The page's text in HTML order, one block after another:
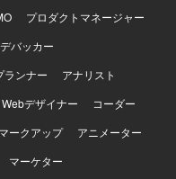
プロダクトマネージャー
デバッカー
ランナー
アナリスト
Webデザイナー
コーダー
マークアップ
アニメーター
マーケター